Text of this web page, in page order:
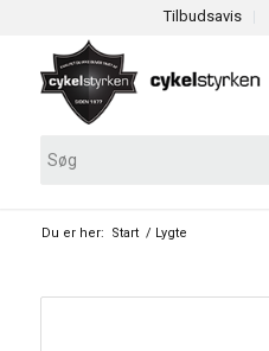
Tilbudsavis
Du er her: Start / Lygte